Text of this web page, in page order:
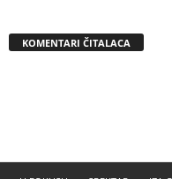
KOMENTARI ČITALACA